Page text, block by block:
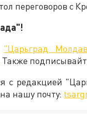
переговоров с
"Царьград
Также
с редакцией
нашу почту: